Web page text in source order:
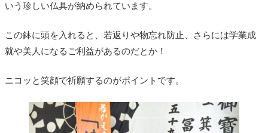
いう珍しい仏具が納められています。
この鉢に頭を入れると、若返りや物忘れ防止、さらには学業成
就や美人になるご利益があるのだとか！
ニコッと笑顔で祈願するのがポイントです。